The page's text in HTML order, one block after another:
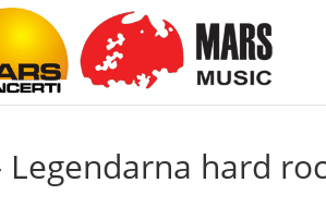
Legendarna hard